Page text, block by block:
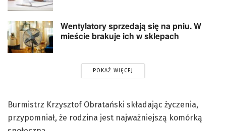
Wentylatory sprzedają się na pniu. W
mieście brakuje ich w sklepach
POKAŻ WIĘCEJ
Burmistrz Krzysztof Obratański składając życzenia,
przypomniał, że rodzina jest najważniejszą komórką